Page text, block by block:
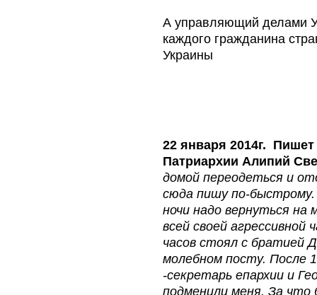
А управляющий делами
каждого гражданина
Украины
22 января 2014г.
Патриархии Алипий
домой переодеться и
сюда пишу по-
ночи надо вернуться
всей своей агрессивной
часов стоял с братией
молебном посту. После
-секретарь епархии и
подменили меня. За что